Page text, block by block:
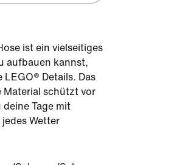
ist ein vielseitiges
aufbauen kannst,
Details. Das
Material schützt vor
Tage mit
Wetter